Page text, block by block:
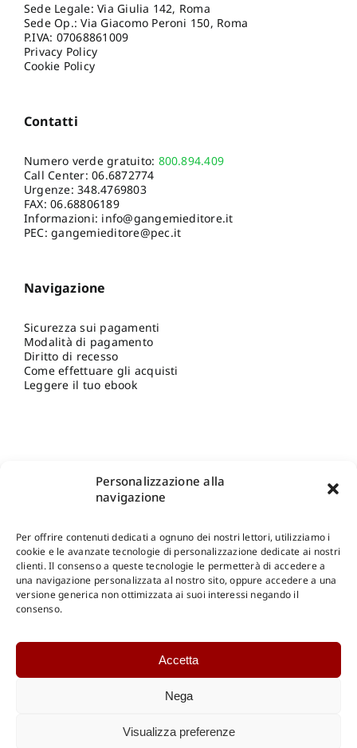
Personalizzazione alla
navigazione
Per offrire contenuti dedicati a ognuno dei nostri lettori, utilizziamo i
cookie e le avanzate tecnologie di personalizzazione dedicate ai nostri
clienti. Il consenso a queste tecnologie le permetterà di accedere a
una navigazione personalizzata al nostro sito, oppure accedere a una
versione generica non ottimizzata ai suoi interessi negando il
consenso.
Accetta
Nega
Visualizza preferenze
Sede Legale: Via Giulia 142, Roma
Sede Op.: Via Giacomo Peroni 150, Roma
P.IVA: 07068861009
Privacy Policy
Cookie Policy
Contatti
Numero verde gratuito: 800.894.409
Call Center:06.6872774
Urgenze:348.4769803
FAX: 06.68806189
Informazioni: info@gangemieditore.it
PEC: gangemieditore@pec.it
Navigazione
Sicurezza sui pagamenti
Modalità di pagamento
Diritto di recesso
Come effettuare gli acquisti
Leggere il tuo ebook
Shop Gangemi Editore-Pagamenti Sicuri e anche Rateali
Catalogo Online
Catalogo Internazionale
DOWNLOAD
Catalogo Internazionale